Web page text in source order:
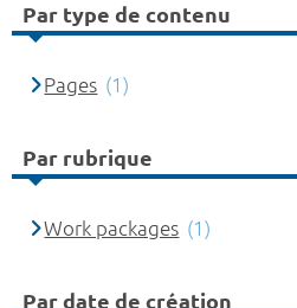
Par type de contenu
Pages (1)
Par rubrique
Work packages (1)
Par date de création